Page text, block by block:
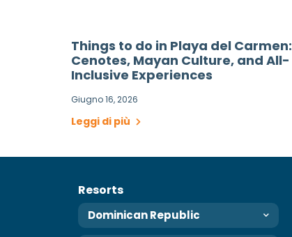
Things to do in Playa del Carmen:
Cenotes, Mayan Culture, and All-
Inclusive Experiences
Giugno 16, 2026
Leggi di più
Resorts
Dominican Republic